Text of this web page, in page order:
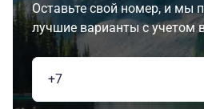
Оставьте свой номер, и мы
лучшие варианты с учетом